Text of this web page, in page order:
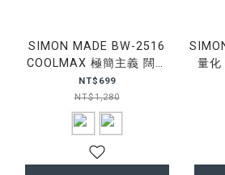
SIMON MADE BW-2516
COOLMAX 極簡主義 闊腿
西裝褲
NT$699
NT$1,280
量化